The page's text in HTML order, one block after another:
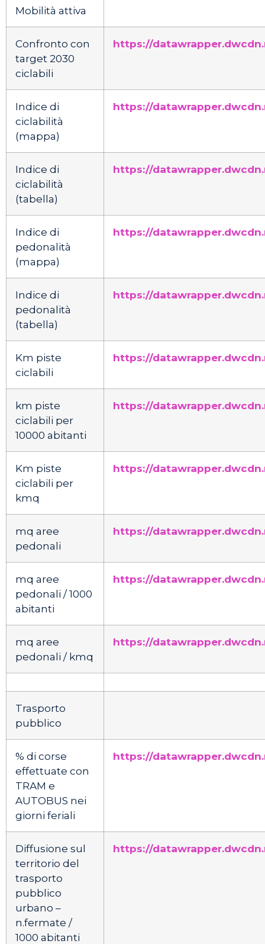
Mobilità attiva
Confronto con
target 2030
ciclabili
https://
Indice di
ciclabilità
(mappa)
https://
Indice di
ciclabilità
(tabella)
https://
Indice di
pedonalità
(mappa)
https://
Indice di
pedonalità
(tabella)
https://
Km piste
ciclabili
https://
km piste
ciclabili per
10000 abitanti
https://
Km piste
ciclabili per
kmq
https://
mq aree
pedonali
https://
mq aree
pedonali / 1000
abitanti
https://
mq aree
pedonali / kmq
https://
Trasporto
pubblico
% di corse
effettuate con
TRAM e
AUTOBUS nei
giorni feriali
https://
Diffusione sul
territorio del
trasporto
pubblico
urbano –
n.fermate /
1000 abitanti
https://